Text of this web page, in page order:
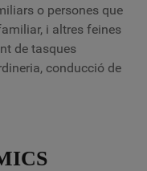
o persones que
i altres feines
de tasques
conducció de